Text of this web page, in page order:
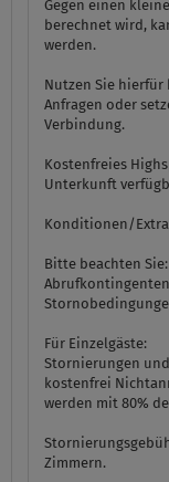
Gegen einen
berechnet wird,
werden.
Nutzen Sie hierfür
Anfragen oder
Verbindung.
Kostenfreies
Unterkunft
Konditionen/
Bitte beachten
Für Einzelgäste:
Stornierungen
kostenfrei
werden mit 80%
Zimmern.